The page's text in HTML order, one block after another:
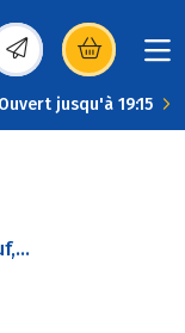
dans une
Ouvert jusqu'à 19:15